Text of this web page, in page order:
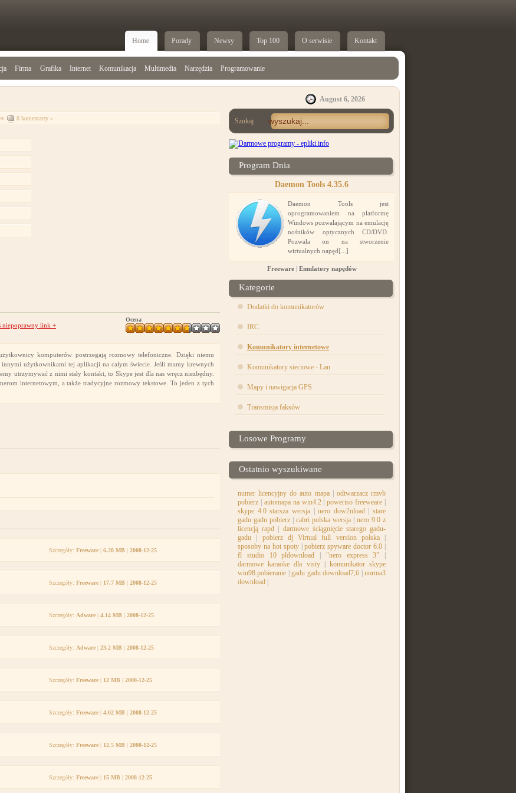
Home Porady Newsy Top 100 O serwisie Kontakt
Firma Grafika Internet Komunikacja Multimedia Narzędzia Programowanie
0 komentarzy »
niepoprawny link +
Ocena
komputerów postrzegają rozmowy telefoniczne. Dzięki niemu
użytkownikami tej aplikacji na całym świecie. Jeśli mamy krewnych
utrzymywać z nimi stały kontakt, to Skype jest dla nas wręcz niezbędny.
internetowym, a także tradycyjne rozmowy tekstowe. To jeden z tych
Szczegóły: Freeware | 6.28 MB | 2008-12-25
Szczegóły: Freeware | 17.7 MB | 2008-12-25
Szczegóły: Adware | 4.14 MB | 2008-12-25
Szczegóły: Adware | 23.2 MB | 2008-12-25
Szczegóły: Freeware | 12 MB | 2008-12-25
Szczegóły: Freeware | 4.02 MB | 2008-12-25
Szczegóły: Freeware | 12.5 MB | 2008-12-25
Szczegóły: Freeware | 15 MB | 2008-12-25
August 6, 2026
Szukaj
Program Dnia
Daemon Tools 4.35.6
Daemon Tools jest
oprogramowaniem na platformę
Windows pozwalającym na emulację
nośników optycznych CD/DVD.
Pozwala on na stworzenie
wirtualnych napęd[...]
Freeware| Emulatory napędów
Kategorie
Dodatki do komunikatorów
IRC
Komunikatory internetowe
Komunikatory sieciowe - Lan
Mapy i nawigacja GPS
Transmisja faksów
Losowe Programy
Ostatnio wyszukiwane
numer licencyjny do auto mapa| odtwarzacz rmvb
pobierz
automapa na win4.2|poweriso freeweare
skype 4.0 starsza wersja|nero dow2nload| stare
gadu gadu pobierz
cabri polska wersja
nero 9.0 z
licencją rapd
darmowe ściągnięcie starego gadu-
gadu
pobierz dj Virtual full version polska|
sposoby na hot spoty|pobierz spyware doctor 6.0
fl studio 10 pldownload
"nero express 3"
darmowe karaoke dla visty| komunikator skype
win98 pobieranie |gadu gadu download7,6 |norma3
download